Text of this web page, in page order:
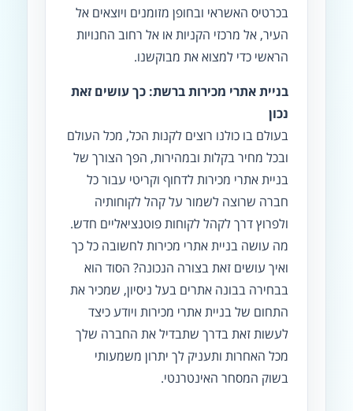
בכרטיס האשראי ובחופן מזומנים ויוצאים אל
העיר, אל מרכזי הקניות או אל רחוב החנויות
הראשי כדי למצוא את מבוקשנו.
בניית אתרי מכירות ברשת: כך עושים זאת
נכון
בעולם בו כולנו רוצים לקנות הכל, מכל העולם
ובכל מחיר בקלות ובמהירות, הפך הצורך של
בניית אתרי מכירות לדחוף וקריטי עבור כל
חברה שרוצה לשמור על קהל לקוחותיה
ולפרוץ דרך לקהל לקוחות פוטנציאליים חדש.
מה עושה בניית אתרי מכירות לחשובה כל כך
ואיך עושים זאת בצורה הנכונה? הסוד הוא
בבחירה בבונה אתרים בעל ניסיון, שמכיר את
התחום של בניית אתרי מכירות ויודע כיצד
לעשות זאת בדרך שתבדיל את החברה שלך
מכל האחרות ותעניק לך יתרון משמעותי
בשוק המסחר האינטרנטי.